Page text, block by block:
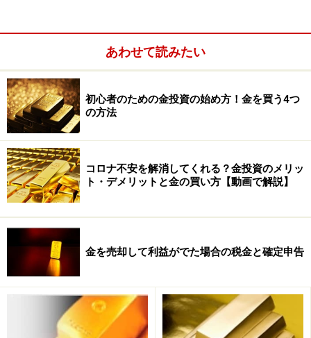
金投資のリスク1：金価格の変動
金の価格は、日々変動しています。金価格がどのくらい
まで値上がりするのかは誰にもわかりません。今後更に
価格が上昇するのであれば、いつ買っても儲かる確率が
高いでしよう。購入したタイミング次第では、損失を被
る恐れがあります。
あわせて読みたい
初心者のための金投資の始め方！金を買う4つ
の方法
コロナ不安を解消してくれる？金投資のメリッ
ト・デメリットと金の買い方【動画で解説】
金を売却して利益がでた場合の税金と確定申告